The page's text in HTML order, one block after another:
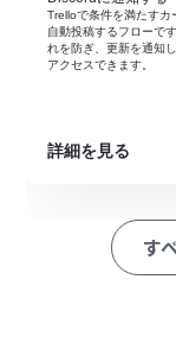
※「トリガー」：
ペレーション」：
ション
Trelloのトリ
を任意で設定
任意で設定で
また、作成
く、トリガ
Trelloで条件を満たすカ
自動投稿するフローで
れを防ぎ、更新を通知
アクセスできます。
詳細を見る
す